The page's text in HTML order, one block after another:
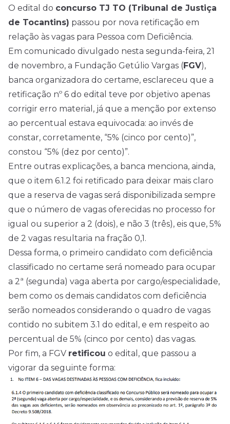
O edital do concurso TJ TO (Tribunal de Justiça
de Tocantins) passou por nova retificação em
relação às vagas para Pessoa com Deficiência.
Em comunicado divulgado nesta segunda-feira, 21
de novembro, a Fundação Getúlio Vargas (FGV),
banca organizadora do certame, esclareceu que a
retificação nº 6 do edital teve por objetivo apenas
corrigir erro material, já que a menção por extenso
ao percentual estava equivocada: ao invés de
constar, corretamente, “5% (cinco por cento)”,
constou “5% (dez por cento)”.
Entre outras explicações, a banca menciona, ainda,
que o item 6.1.2 foi retificado para deixar mais claro
que a reserva de vagas será disponibilizada sempre
que o número de vagas oferecidas no processo for
igual ou superior a 2 (dois), e não 3 (três), eis que, 5%
de 2 vagas resultaria na fração 0,1.
Dessa forma, o primeiro candidato com deficiência
classificado no certame será nomeado para ocupar
a 2ª (segunda) vaga aberta por cargo/especialidade,
bem como os demais candidatos com deficiência
serão nomeados considerando o quadro de vagas
contido no subitem 3.1 do edital, e em respeito ao
percentual de 5% (cinco por cento) das vagas.
Por fim, a FGV retificou o edital, que passou a
vigorar da seguinte forma: